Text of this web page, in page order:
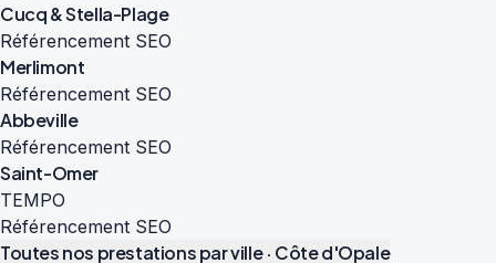
Cucq & Stella-Plage
Référencement SEO
Merlimont
Référencement SEO
Abbeville
Référencement SEO
Saint-Omer
TEMPO
Référencement SEO
Toutes nos prestations par ville · Côte d'Opale